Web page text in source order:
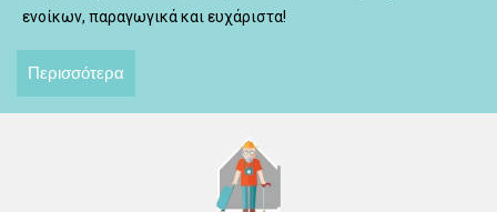
ενοίκων, παραγωγικά και ευχάριστα!
Περισσότερα